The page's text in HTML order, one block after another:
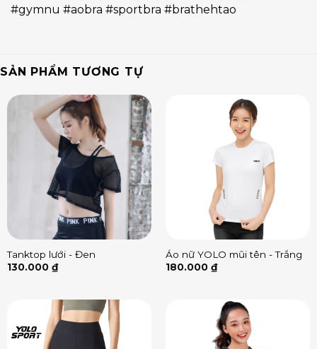
#gymnu #aobra #sportbra #brathehtao
SẢN PHẨM TƯƠNG TỰ
Tanktop lưới - Đen
130.000 ₫
Áo nữ YOLO mũi tên - Trắng
180.000 ₫